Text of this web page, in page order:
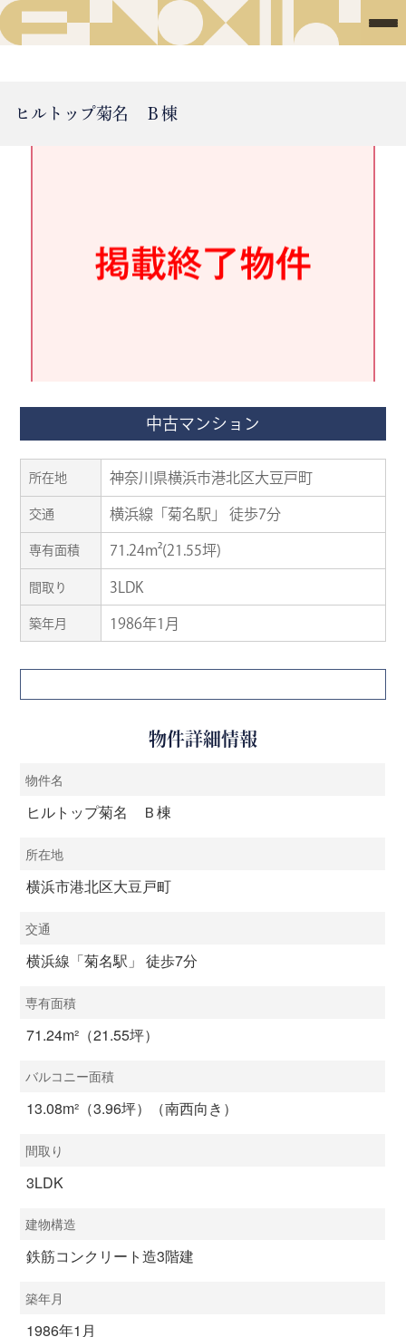
ヒルトップ菊名 Ｂ棟
中古マンション
所在地 神奈川県横浜市港北区大豆戸町
交通 横浜線「菊名駅」 徒歩7分
専有面積 71.24m²(21.55坪)
間取り 3LDK
築年月 1986年1月
物件詳細情報
物件名
ヒルトップ菊名 Ｂ棟
所在地
横浜市港北区大豆戸町
交通
横浜線「菊名駅」 徒歩7分
専有面積
71.24m²（21.55坪）
バルコニー面積
13.08m²（3.96坪）（南西向き）
間取り
3LDK
建物構造
鉄筋コンクリート造3階建
築年月
1986年1月